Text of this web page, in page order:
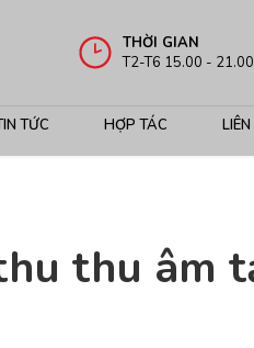
THỜI GIAN
T2-T6 15.00 -
TỨC HỢP TÁC
thu âm